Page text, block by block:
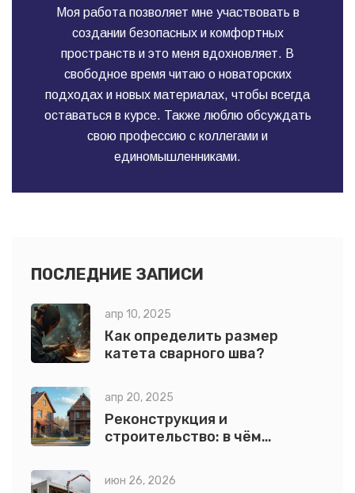
Моя работа позволяет мне участвовать в
создании безопасных и комфортных
пространств и это меня вдохновляет. В
свободное время читаю о новаторских
подходах и новых материалах, чтобы всегда
оставаться в курсе. Также люблю обсуждать
свою профессию с коллегами и
единомышленниками.
ПОСЛЕДНИЕ ЗАПИСИ
апр 10, 2025
Как определить размер
катета сварного шва?
апр 20, 2025
Реконструкция и
строительство: в чём
дома
июн 26, 2026